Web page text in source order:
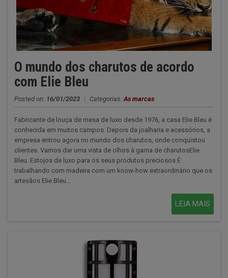
O mundo dos charutos de acordo
com Elie Bleu
Posted on: 16/01/2023 | Categorias:As marcas
Fabricante de louça de mesa de luxo desde 1976, a casa Elie Bleu é
conhecida em muitos campos. Depois da joalharia e acessórios, a
empresa entrou agora no mundo dos charutos, onde conquistou
clientes. Vamos dar uma vista de olhos à gama de charutosElie
Bleu. Estojos de luxo para os seus produtos preciosos É
trabalhando com madeira com um know-how extraordinário que os
artesãos Elie Bleu...
LEIA MAIS